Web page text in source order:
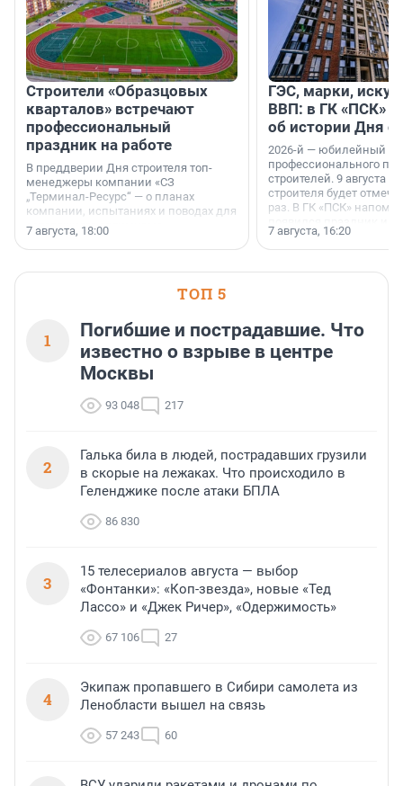
Строители «Образцовых
кварталов» встречают
профессиональный
праздник на работе
В преддверии Дня строителя топ-
менеджеры компании «СЗ
„Терминал-Ресурс“ — о планах
компании, испытаниях и поводах для
осторожного оптимизма.
7 августа, 18:00
ГЭС, марки,
ВВП: в ГК «ПСК»
об истории Дня
2026-й — юбилейный
профессионального
строителей. 9 августа
строителя будет
раз. В ГК «ПСК»
поменялась роль
7 августа, 16:20
ТОП 5
1
Погибшие и пострадавшие. Что
известно о взрыве в центре
Москвы
93 048 217
2
Галька била в людей, пострадавших грузили
в скорые на лежаках. Что происходило в
Геленджике после атаки БПЛА
86 830
3
15 телесериалов августа — выбор
«Фонтанки»: «Коп-звезда», новые «Тед
Лассо» и «Джек Ричер», «Одержимость»
67 106 27
4
Экипаж пропавшего в Сибири самолета из
Ленобласти вышел на связь
57 243 60